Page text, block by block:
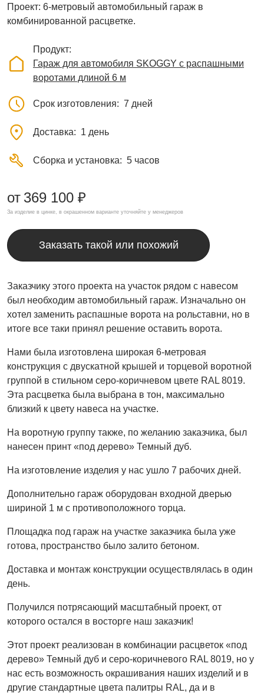
Проект: 6-метровый автомобильный гараж в
комбинированной расцветке.
Продукт
Гараж для автомобиля SKOGGY с распашными
воротами длиной 6 м
Срок изготовления 7 дней
Доставка 1 день
Сборка и установка 5 часов
от 369 100 ₽
За изделие в цинке, в окрашенном варианте уточняйте у менеджеров
Заказать такой или похожий
Заказчику этого проекта на участок рядом с навесом
был необходим автомобильный гараж. Изначально он
хотел заменить распашные ворота на рольставни, но в
итоге все таки принял решение оставить ворота.
Нами была изготовлена широкая 6-метровая
конструкция с двускатной крышей и торцевой воротной
группой в стильном серо-коричневом цвете RAL 8019.
Эта расцветка была выбрана в тон, максимально
близкий к цвету навеса на участке.
На воротную группу также, по желанию заказчика, был
нанесен принт «под дерево» Темный дуб.
На изготовление изделия у нас ушло 7 рабочих дней.
Дополнительно гараж оборудован входной дверью
шириной 1 м с противоположного торца.
Площадка под гараж на участке заказчика была уже
готова, пространство было залито бетоном.
Доставка и монтаж конструкции осуществлялась в один
день.
Получился потрясающий масштабный проект, от
которого остался в восторге наш заказчик!
Этот проект реализован в комбинации расцветок «под
дерево» Темный дуб и серо-коричневого RAL 8019, но у
нас есть возможность окрашивания наших изделий и в
другие стандартные цвета палитры RAL, да и в